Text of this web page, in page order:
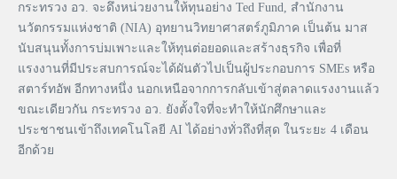
กระทรวง อว. จะดึงหน่วยงานให้ทุนอย่าง Ted Fund, สำนักงาน
นวัตกรรมแห่งชาติ (NIA) อุทยานวิทยาศาสตร์ภูมิภาค เป็นต้น มาส
นับสนุนทั้งการบ่มเพาะและให้ทุนต่อยอดและสร้างธุรกิจ เพื่อที่
แรงงานที่มีประสบการณ์จะได้ผันตัวไปเป็นผู้ประกอบการ SMEs หรือ
สตาร์ทอัพ อีกทางหนึ่ง นอกเหนือจากการกลับเข้าสู่ตลาดแรงงานแล้ว
ขณะเดียวกัน กระทรวง อว. ยังตั้งใจที่จะทำให้นักศึกษาและ
ประชาชนเข้าถึงเทคโนโลยี AI ได้อย่างทั่วถึงที่สุด ในระยะ 4 เดือน
อีกด้วย